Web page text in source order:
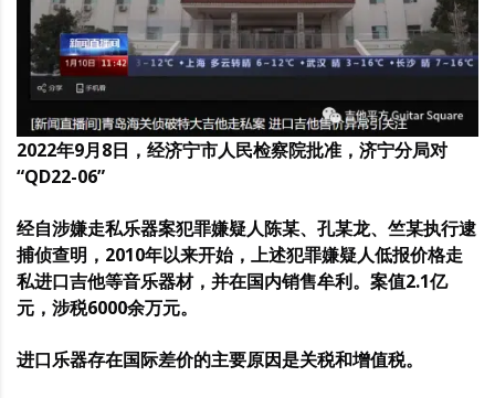
2022年9月8日，经济宁市人民检察院批准，济宁分局对
“QD22-06”
经自涉嫌走私乐器案犯罪嫌疑人陈某、孔某龙、竺某执行逮
捕侦查明，2010年以来开始，上述犯罪嫌疑人低报价格走
私进口吉他等音乐器材，并在国内销售牟利。案值2.1亿
元，涉税6000余万元。
进口乐器存在国际差价的主要原因是关税和增值税。